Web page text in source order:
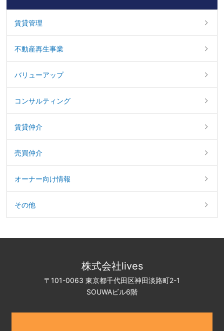
賃貸管理
不動産再生事業
バリューアップ
コンサルティング
賃貸仲介
売買仲介
オーナー向け情報
その他
株式会社lives
〒101-0063 東京都千代田区神田淡路町2-1
SOUWAビル6階